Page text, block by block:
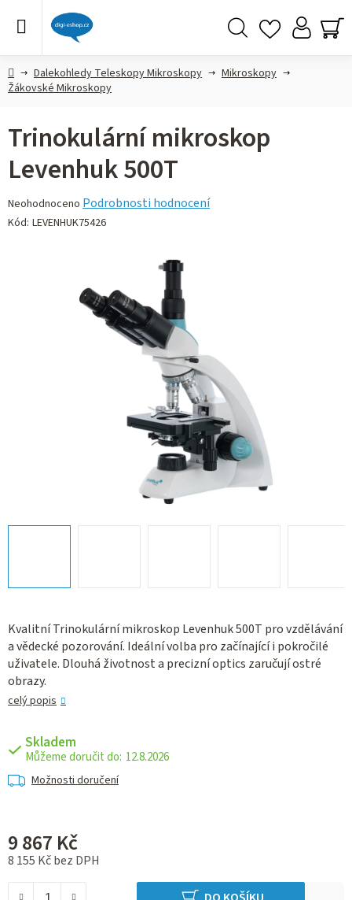
DomůDalekohledy Teleskopy Mikroskopy
Mikroskopy
Žákovské Mikroskopy
Kvalitní Trinokulární mikroskop Levenhuk 500T pro vzdělávání
a vědecké pozorování. Ideální volba pro začínající i pokročilé
uživatele. Dlouhá životnost a precizní optics zaručují ostré
obrazy.
celý popis
Skladem
12.8.2026
Možnosti doručení
9 867 Kč
8 155 Kč bez DPH
Trinokulární mikroskop
Levenhuk 500T
Průměrné
hodnocení
Neohodnoceno Podrobnosti hodnocení
Kód: LEVENHUK75426